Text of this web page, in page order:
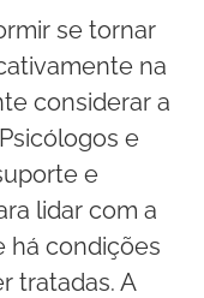
se tornar
na
considerar a
e
e
lidar com a
há condições
tratadas. A